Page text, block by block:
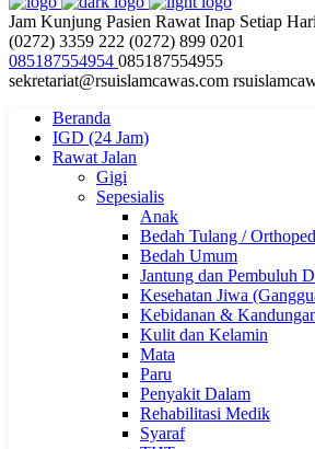
Jam Kunjung Pasien Rawat Inap Setiap
(0272) 3359 222 (0272) 899 0201
085187554954 085187554955
sekretariat@rsuislamcawas.com
Beranda
IGD (24 Jam)
Rawat Jalan
Gigi
Sepesialis
Anak
Bedah Tulang /
Bedah Umum
Jantung dan Pembuluh
Kesehatan Jiwa
Kebidanan &
Kulit dan Kelamin
Mata
Paru
Penyakit Dalam
Rehabilitasi Medik
Syaraf